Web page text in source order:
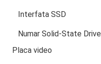
Interfata SSD
Numar Solid-State Drive
Placa video